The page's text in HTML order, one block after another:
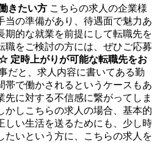
きたい方 こちらの求人の企業様
当の準備があり、待遇面で魅力あ
期的な就業を前提にして転職先を
職をご検討の方には、ぜひご応募
定時上がりが可能な転職先をお
だと、求人内容に書いてある勤
帯で働かされるというケースもあ
先に対する不信感に繋がってしま
かしこちらの求人の場合、基本的
しい生活を送るためにも、少し時
たいという方に、こちらの求人を